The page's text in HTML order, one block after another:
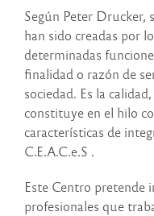
Según Peter Drucker,
han sido creadas por
determinadas
finalidad o razón de
sociedad. Es la
constituye en el hilo
características de
C.E.A.C.e.S .
Este Centro pretende
profesionales que